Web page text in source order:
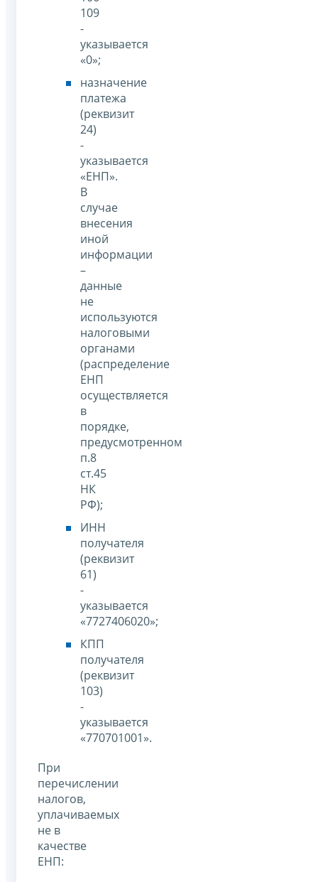
109
-
указывается
«0»;
назначение
платежа
(реквизит
24)
-
указывается
«ЕНП».
В
случае
внесения
иной
информации
–
данные
не
используются
налоговыми
органами
(распределение
ЕНП
осуществляется
в
порядке,
предусмотренном
п.8
ст.45
НК
РФ);
ИНН
получателя
(реквизит
61)
-
указывается
«7727406020»;
КПП
получателя
(реквизит
103)
-
указывается
«770701001».
При
перечислении
налогов,
уплачиваемых
не в
качестве
ЕНП: